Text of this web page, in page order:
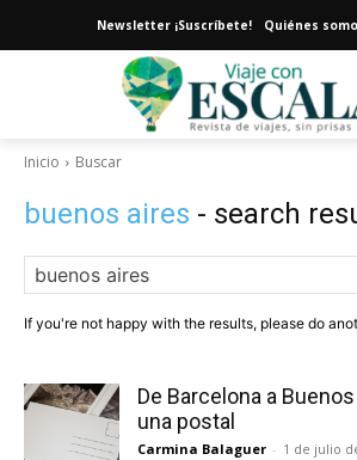
Newsletter ¡Suscríbete! Quiénes
Inicio Buscar
buenos aires - search
If you're not happy with the results, please do
De Barcelona a
una postal
Carmina Balaguer - 1 de julio